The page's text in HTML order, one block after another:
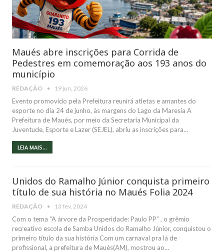
Maués abre inscrições para Corrida de
Pedestres em comemoração aos 193 anos do
município
REDAÇÃO 19 jun, 2026
Evento promovido pela Prefeitura reunirá atletas e amantes do
esporte no dia 24 de junho, às margens do Lago da Maresia A
Prefeitura de Maués, por meio da Secretaria Municipal da
Juventude, Esporte e Lazer (SEJEL), abriu as inscrições para…
LEIA MAIS...
Unidos do Ramalho Júnior conquista primeiro
título de sua história no Maués Folia 2024
REDAÇÃO 13 fev, 2024
Com o tema “A árvore da Prosperidade: Paulo PP” , o grêmio
recreativo escola de Samba Unidos do Ramalho Júnior, conquistou o
primeiro título da sua história Com um carnaval pra lá de
profissional, a prefeitura de Maués(AM), mostrou ao…